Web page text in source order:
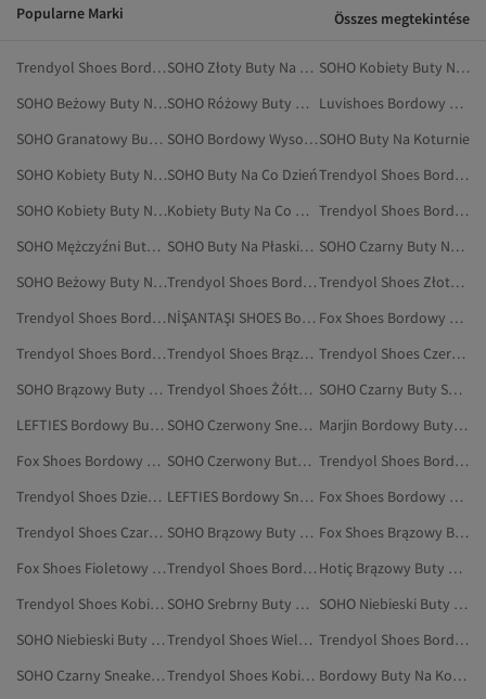
Popularne Marki Összes megtekintése
Trendyol Shoes Bordowy Botki SOHO Złoty Buty Na Co Dzień
SOHO Kobiety Buty Na Co Dzień
SOHO Beżowy Buty Na Co Dzień
SOHO Różowy Buty Na Co Dzień
Luvishoes Bordowy Buty Na Co Dzień
SOHO Granatowy Buty Na Co Dzień
SOHO Bordowy Wysokie KozakiSOHO Buty Na Koturnie
SOHO Kobiety Buty Na KoturnieSOHO Buty Na Co Dzień
Trendyol Shoes Bordowy Torby I Torebki
SOHO Kobiety Buty Na Płaskim Obcasie
Kobiety Buty Na Co Dzień
Trendyol Shoes Bordowy Botki I Kozaki
SOHO Mężczyźni Buty Na Co Dzień
SOHO Buty Na Płaskim Obcasie
SOHO Czarny Buty Na Płaskim Obcasie
SOHO Beżowy Buty Na Koturnie
Trendyol Shoes Bordowy Wysokie Kozaki
Trendyol Shoes Złoty Buty Na Co Dzień
Trendyol Shoes Bordowy Mokasyny
NİŞANTAŞI SHOES Bordowy Buty Na Co Dzień
Fox Shoes Bordowy Obuwie
Trendyol Shoes Bordowy Szpilki
Trendyol Shoes Brązowy Buty Na Co Dzień
Trendyol Shoes Czerwony Buty Na Co Dzień
SOHO Brązowy Buty Śniegowe
Trendyol Shoes Żółty Buty Na Co Dzień
SOHO Czarny Buty Sportowe
LEFTIES Bordowy Buty Sportowe
SOHO Czerwony Sneakersy
Marjin Bordowy Buty Na Co Dzień
Fox Shoes Bordowy Botki I Kozaki
SOHO Czerwony Buty Sportowe
Trendyol Shoes Bordowy Akcesoria
Trendyol Shoes Dzieci Buty Na Co Dzień
LEFTIES Bordowy Sneakersy
Fox Shoes Bordowy Wysokie Kozaki
Trendyol Shoes Czarny Buty Na Co Dzień
SOHO Brązowy Buty Sportowe
Fox Shoes Brązowy Buty Na Co Dzień
Fox Shoes Fioletowy Buty Na Co Dzień
Trendyol Shoes Bordowy Torebki Na Ramię
Hotiç Brązowy Buty Na Co Dzień
Trendyol Shoes Kobiety Buty Na Co Dzień
SOHO Srebrny Buty Na Co Dzień
SOHO Niebieski Buty Na Koturnie
SOHO Niebieski Buty Na Co Dzień
Trendyol Shoes Wielokolorowy Buty Na Co Dzień
Trendyol Shoes Bordowy Baleriny
SOHO Czarny Sneakersy
Trendyol Shoes Kobiety Buty Na Płaskim Obcasie
Bordowy Buty Na Koturnie